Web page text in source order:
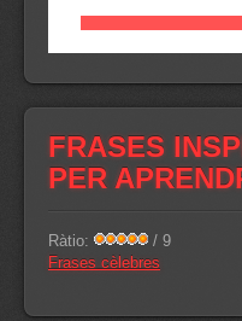
FRASES
PER
Ràtio:
/ 9
Frases cèlebres